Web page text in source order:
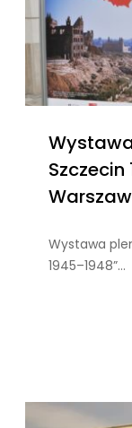
Szczecin
Wystawa
1945–1948”…